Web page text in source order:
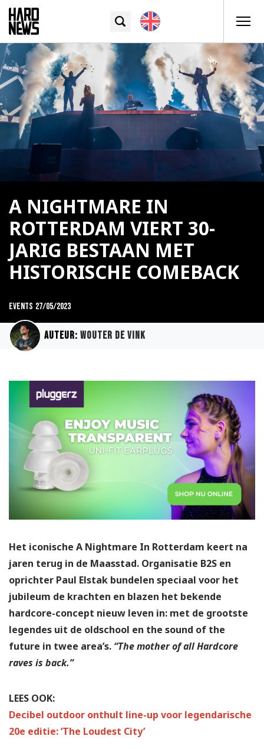
A NIGHTMARE IN
ROTTERDAM VIERT 30-
JARIG BESTAAN MET
HISTORISCHE COMEBACK
Events 27/05/2023
Auteur: Wouter de Vink
Het iconische A Nightmare In Rotterdam keert na
jaren terug in de Maasstad. Organisatie B2S en
oprichter Paul Elstak bundelen speciaal voor het
jubileum de krachten en blazen het bekende
hardcore-concept nieuw leven in: met de grootste
legendes uit de oldschool en the sound of the
future in twee area’s. “The mother of all Hardcore
raves is back.”
LEES OOK:
Decibel outdoor onthult line-up voor legendarische
20e editie: ‘The Loudest City’